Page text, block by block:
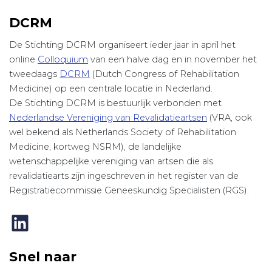
DCRM
De Stichting DCRM organiseert ieder jaar in april het
online Colloquium van een halve dag en in november het
tweedaags DCRM (Dutch Congress of Rehabilitation
Medicine) op een centrale locatie in Nederland.
De Stichting DCRM is bestuurlijk verbonden met
Nederlandse Vereniging van Revalidatieartsen (VRA, ook
wel bekend als Netherlands Society of Rehabilitation
Medicine, kortweg NSRM), de landelijke
wetenschappelijke vereniging van artsen die als
revalidatiearts zijn ingeschreven in het register van de
Registratiecommissie Geneeskundig Specialisten (RGS).
LinkedIn
Snel naar